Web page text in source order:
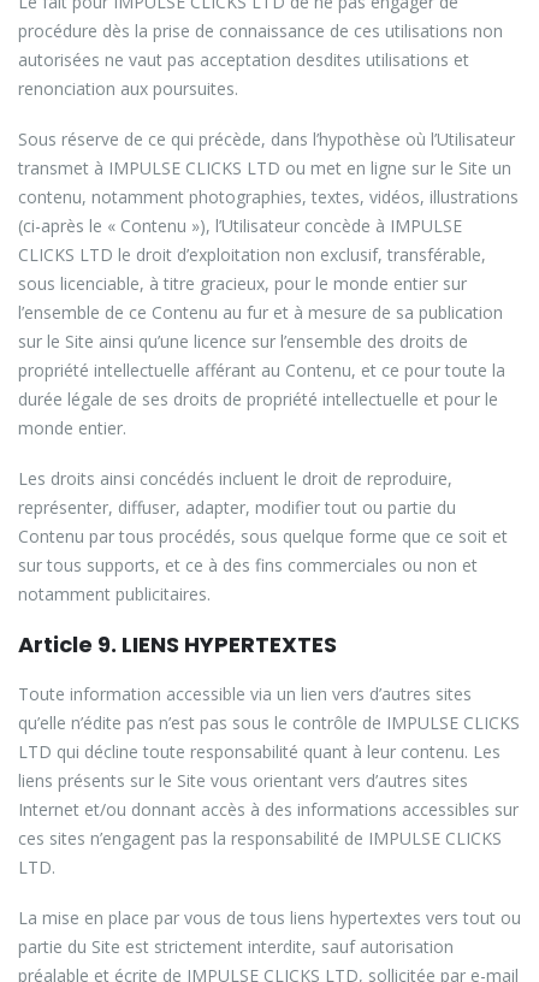
procédure dès la prise de connaissance de ces utilisations non
autorisées ne vaut pas acceptation desdites utilisations et
renonciation aux poursuites.
Sous réserve de ce qui précède, dans l’hypothèse où l’Utilisateur
transmet à IMPULSE CLICKS LTD ou met en ligne sur le Site un
contenu, notamment photographies, textes, vidéos, illustrations
(ci-après le « Contenu »), l’Utilisateur concède à IMPULSE
CLICKS LTD le droit d’exploitation non exclusif, transférable,
sous licenciable, à titre gracieux, pour le monde entier sur
l’ensemble de ce Contenu au fur et à mesure de sa publication
sur le Site ainsi qu’une licence sur l’ensemble des droits de
propriété intellectuelle afférant au Contenu, et ce pour toute la
durée légale de ses droits de propriété intellectuelle et pour le
monde entier.
Les droits ainsi concédés incluent le droit de reproduire,
représenter, diffuser, adapter, modifier tout ou partie du
Contenu par tous procédés, sous quelque forme que ce soit et
sur tous supports, et ce à des fins commerciales ou non et
notamment publicitaires.
Article 9. LIENS HYPERTEXTES
Toute information accessible via un lien vers d’autres sites
qu’elle n’édite pas n’est pas sous le contrôle de IMPULSE CLICKS
LTD qui décline toute responsabilité quant à leur contenu. Les
liens présents sur le Site vous orientant vers d’autres sites
Internet et/ou donnant accès à des informations accessibles sur
ces sites n’engagent pas la responsabilité de IMPULSE CLICKS
LTD.
La mise en place par vous de tous liens hypertextes vers tout ou
partie du Site est strictement interdite, sauf autorisation
préalable et écrite de IMPULSE CLICKS LTD, sollicitée par e-mail